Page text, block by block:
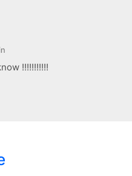
!!!!!!!!!!!